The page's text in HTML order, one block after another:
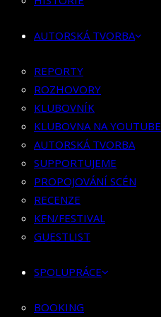
KLUBOVNA NA YOUTUBE
SUPPORTUJEME
PROPOJOVÁNÍ SCÉN
RECENZE
KFN/FESTIVAL
GUESTLIST
SPOLUPRÁCE
BOOKING
PR SPOLUPRÁCE
MERCH
AUTORSKÁ TVORBA
REPORTY
ROZHOVORY
KLUBOVNÍK
KLUBOVNA NA YOUTUBE
AUTORSKÁ TVORBA
SUPPORTUJEME
PROPOJOVÁNÍ SCÉN
RECENZE
KFN/FESTIVAL
GUESTLIST
SPOLUPRÁCE
BOOKING